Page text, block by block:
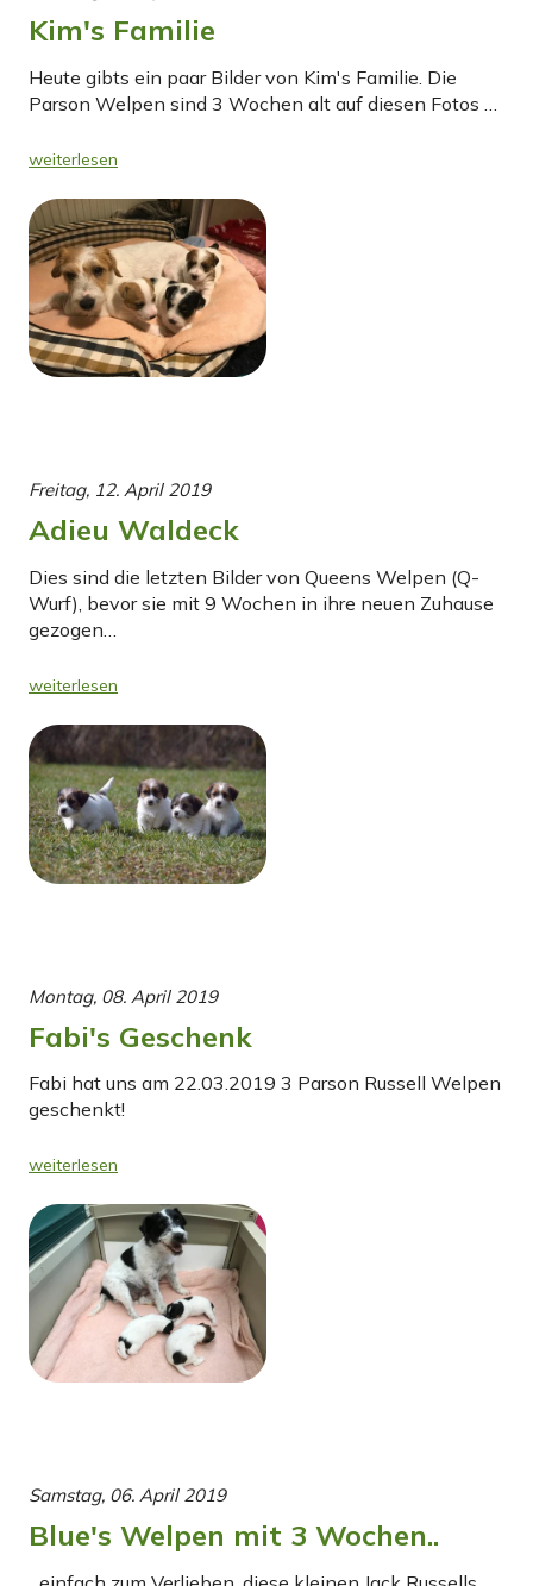
Kim's Familie
Heute gibts ein paar Bilder von Kim's Familie. Die
Parson Welpen sind 3 Wochen alt auf diesen Fotos …
weiterlesen
Freitag, 12. April 2019
Adieu Waldeck
Dies sind die letzten Bilder von Queens Welpen (Q-
Wurf), bevor sie mit 9 Wochen in ihre neuen Zuhause
gezogen…
weiterlesen
Montag, 08. April 2019
Fabi's Geschenk
Fabi hat uns am 22.03.2019 3 Parson Russell Welpen
geschenkt!
weiterlesen
Samstag, 06. April 2019
Blue's Welpen mit 3 Wochen..